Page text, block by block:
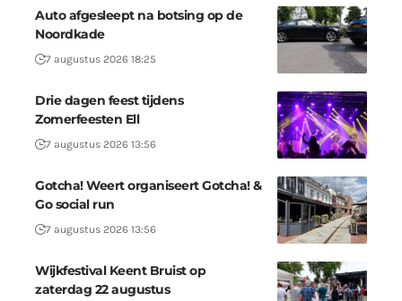
Auto afgesleept na botsing op de
Noordkade
7 augustus 2026 18:25
Drie dagen feest tijdens
Zomerfeesten Ell
7 augustus 2026 13:56
Gotcha! Weert organiseert Gotcha! &
Go social run
7 augustus 2026 13:56
Wijkfestival Keent Bruist op
zaterdag 22 augustus